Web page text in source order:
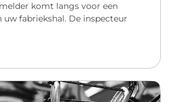
komt langs voor een
uw fabriekshal. De inspecteur